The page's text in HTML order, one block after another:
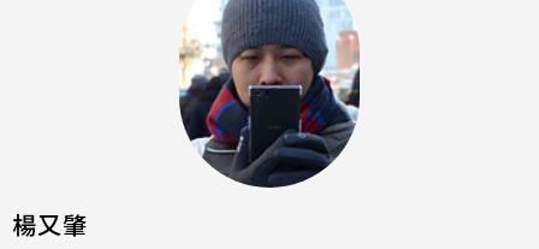
楊又肇